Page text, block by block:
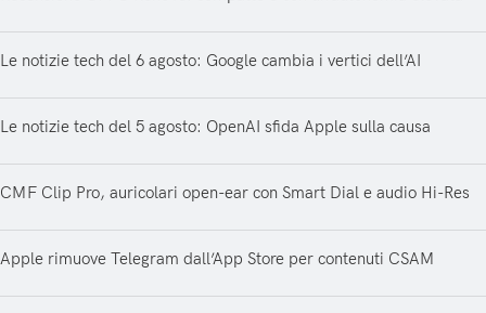
Le notizie tech del 6 agosto: Google cambia i vertici dell’AI
Le notizie tech del 5 agosto: OpenAI sfida Apple sulla causa
CMF Clip Pro, auricolari open-ear con Smart Dial e audio Hi-Res
Apple rimuove Telegram dall’App Store per contenuti CSAM